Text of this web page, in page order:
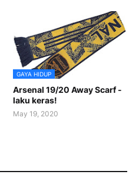
GAYA HIDUP
Arsenal 19/20 Away Scarf -
laku keras!
May 19, 2020